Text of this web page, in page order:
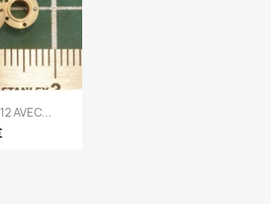
AVEC...